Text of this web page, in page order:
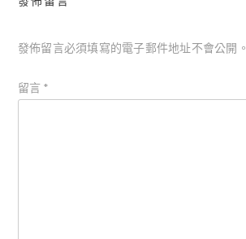
發佈留言必須填寫的電子郵件地址不會公開。
留言 *